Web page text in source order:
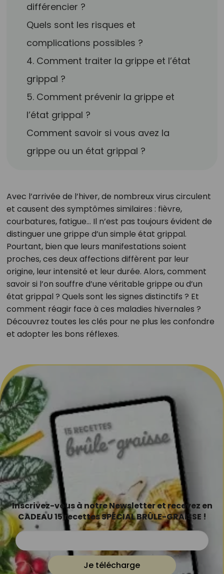
différencier ?
Quels sont les risques et
complications possibles ?
4. Comment traiter la grippe et l’état
grippal ?
5. Comment prévenir la grippe et
l’état grippal ?
Comment savoir si vous avez la
grippe ou un état grippal ?
Avec l’arrivée de l’hiver, de nombreux virus circulent
et causent des symptômes similaires : fièvre,
courbatures, fatigue… Il n’est pas toujours évident de
distinguer une grippe d’un simple état grippal.
Pourtant, bien que leurs manifestations soient
proches, ces deux affections diffèrent par leur
origine, leur intensité et leur durée. Alors, comment
savoir si l’on souffre d’une véritable grippe ou d’un
état grippal ? Quels sont les signes distinctifs ? Et
comment réagir face à ces maladies hivernales ?
Découvrez toutes les clés pour ne plus les confondre
et adopter les bons réflexes.
Inscrivez-vous à notre Newsletter et recevez en
CADEAU 15 recettes SPÉCIAL BRÛLE-GRAISSE !
Je télécharge